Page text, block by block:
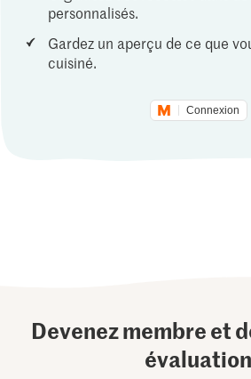
personnalisés.
Gardez un aperçu de ce que
cuisiné.
Connexion
Devenez membre et
évaluation